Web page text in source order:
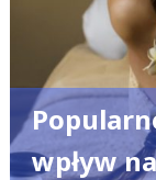
wpływ